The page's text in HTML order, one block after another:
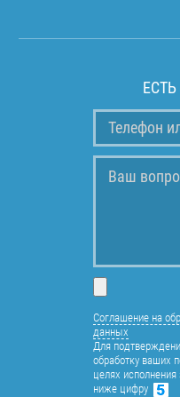
Соглашение на
данных
Для
обработку ваших
целях исполнения
ниже цифру